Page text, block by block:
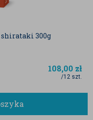
shirataki 300g
108,00 zł
/12 szt.